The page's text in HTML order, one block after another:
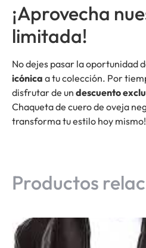
¡Aprovecha
limitada!
No dejes pasar la oportunidad
icónica a tu colección. Por
disfrutar de un descuento
Chaqueta de cuero de oveja
transforma tu estilo hoy mismo!
Productos